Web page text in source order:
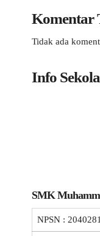
Komentar
Tidak ada
Info
SMK
NPSN :